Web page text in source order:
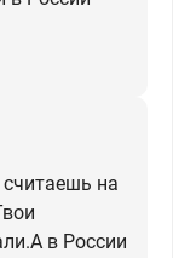
на
в России